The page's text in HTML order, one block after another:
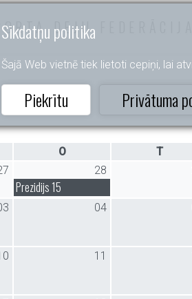
Sīkdatņu politika
Šajā Web vietnē tiek lietoti cepiņi, lai
Piekrītu Privātuma
DEJU FEDERĀCIJA
O T
28
Prezidijs 15
04
11